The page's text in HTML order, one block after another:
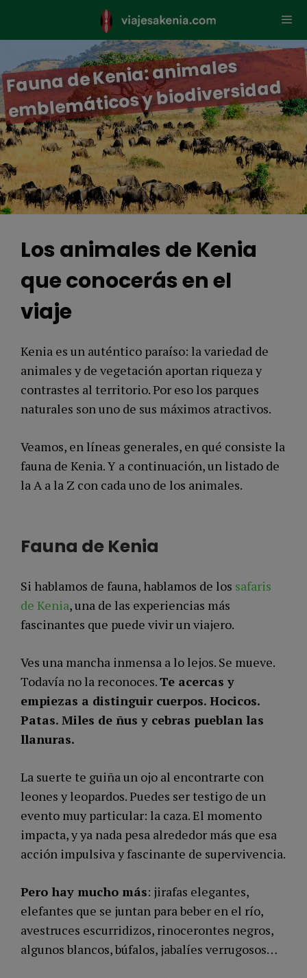
Fauna de Kenia: ani
males
e
mble
máticos y biodiversidad
Los animales de Kenia
que conocerás en el
viaje
Kenia es un auténtico paraíso: la variedad de
animales y de vegetación aportan riqueza y
contrastes al territorio. Por eso los parques
naturales son uno de sus máximos atractivos.
Veamos, en líneas generales, en qué consiste la
fauna de Kenia. Y a continuación, un listado de
la A a la Z con cada uno de los animales.
Fauna de Kenia
Si hablamos de fauna, hablamos de los safaris
de Kenia, una de las experiencias más
fascinantes que puede vivir un viajero.
Ves una mancha inmensa a lo lejos. Se mueve.
Todavía no la reconoces.Te acercas y
empiezas a distinguir cuerpos. Hocicos.
Patas. Miles de ñus y cebras pueblan las
llanuras.
La suerte te guiña un ojo al encontrarte con
leones y leopardos. Puedes ser testigo de un
evento muy particular: la caza. El momento
impacta, y ya nada pesa alrededor más que esa
acción impulsiva y fascinante de supervivencia.
Pero hay mucho más: jirafas elegantes,
elefantes que se juntan para beber en el río,
avestruces escurridizos, rinocerontes negros,
algunos blancos, búfalos, jabalíes verrugosos…